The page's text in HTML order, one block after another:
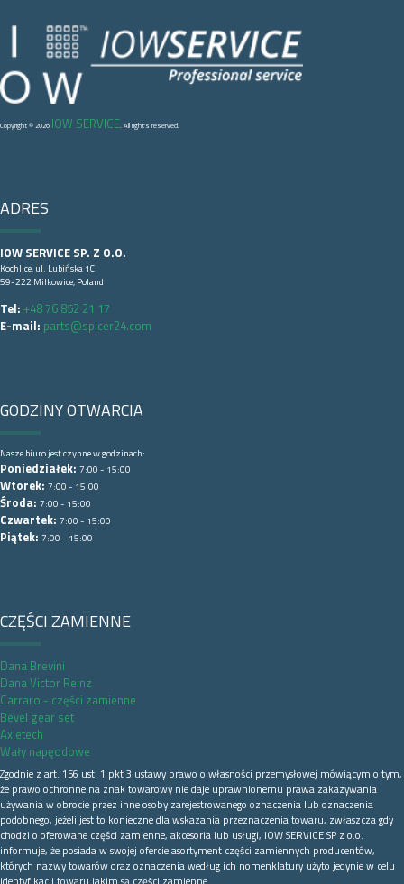
Copyright © 2026 IOW SERVICE. All right's reserved.
ADRES
IOW SERVICE SP. Z O.O.
Kochlice, ul. Lubińska 1C
59-222 Milkowice, Poland
Tel: +48 76 852 21 17
E-mail: parts@spicer24.com
GODZINY OTWARCIA
Nasze biuro jest czynne w godzinach:
Poniedziałek: 7:00 - 15:00
Wtorek: 7:00 - 15:00
Środa: 7:00 - 15:00
Czwartek: 7:00 - 15:00
Piątek: 7:00 - 15:00
CZĘŚCI ZAMIENNE
Dana Brevini
Dana Victor Reinz
Carraro - części zamienne
Bevel gear set
Axletech
Wały napęodowe
Zgodnie z art. 156 ust. 1 pkt 3 ustawy prawo o własności przemysłowej mówiącym o tym,
że prawo ochronne na znak towarowy nie daje uprawnionemu prawa zakazywania
używania w obrocie przez inne osoby zarejestrowanego oznaczenia lub oznaczenia
podobnego, jeżeli jest to konieczne dla wskazania przeznaczenia towaru, zwłaszcza gdy
chodzi o oferowane części zamienne, akcesoria lub usługi, IOW SERVICE SP z o.o.
informuje, że posiada w swojej ofercie asortyment części zamiennych producentów,
których nazwy towarów oraz oznaczenia według ich nomenklatury użyto jedynie w celu